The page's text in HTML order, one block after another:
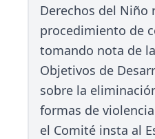
Derechos del Niño
procedimiento de
tomando nota de
Objetivos de
sobre la
formas de
el Comité insta al